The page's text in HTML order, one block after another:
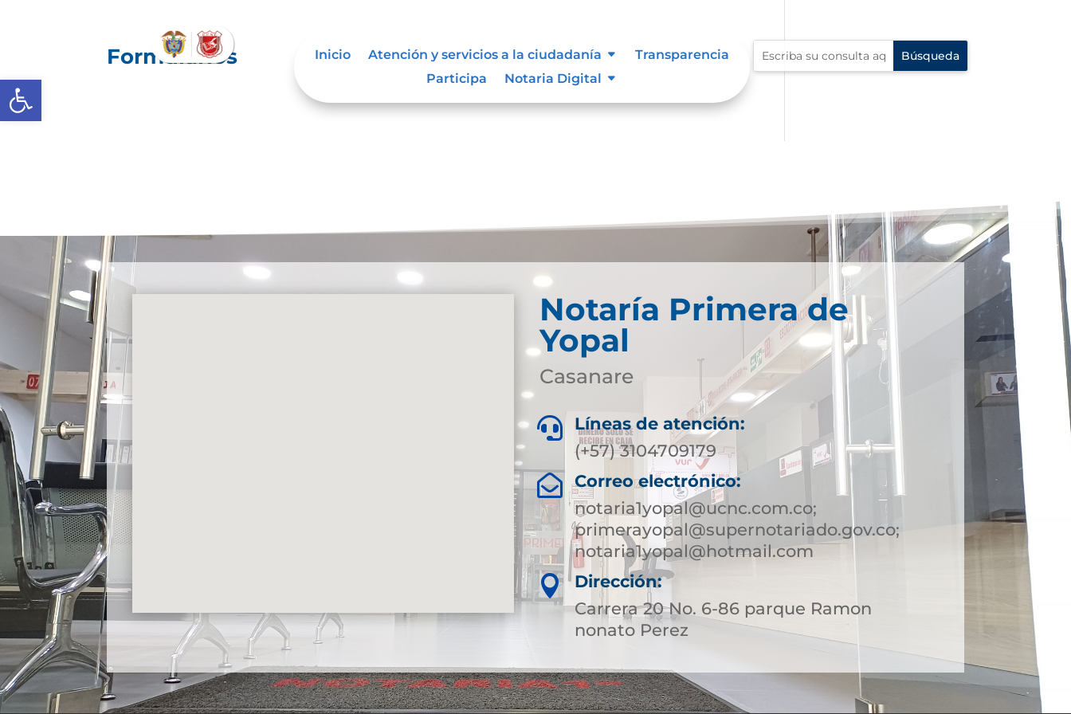
Abrir barra de herramientas
Inicio Atención y servicios a la ciudadanía
Transparencia
Participa
Notaria Digital
Formularios
Notaría Primera de
Yopal
Casanare

Líneas de atención:
(+57) 3104709179

Correo electrónico:
notaria1yopal@ucnc.com.co;
primerayopal@supernotariado.gov.co;
notaria1yopal@hotmail.com

Dirección:
Carrera 20 No. 6-86 parque Ramon
nonato Perez